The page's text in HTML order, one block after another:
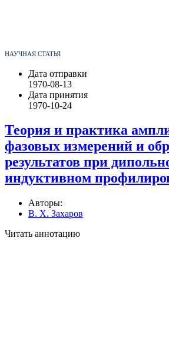
НАУЧНАЯ СТАТЬЯ
Дата отправки
1970-08-13
Дата принятия
1970-10-24
Теория и практика
фазовых измерений и
результатов при
индуктивном
Авторы:
В. Х. Захаров
Читать аннотацию